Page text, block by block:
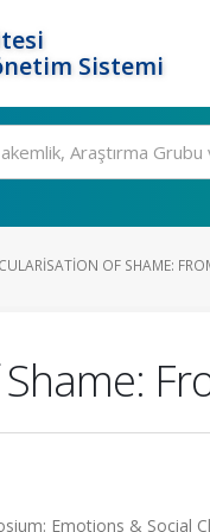
Sistemi
OF SHAME:
Emotions & Social